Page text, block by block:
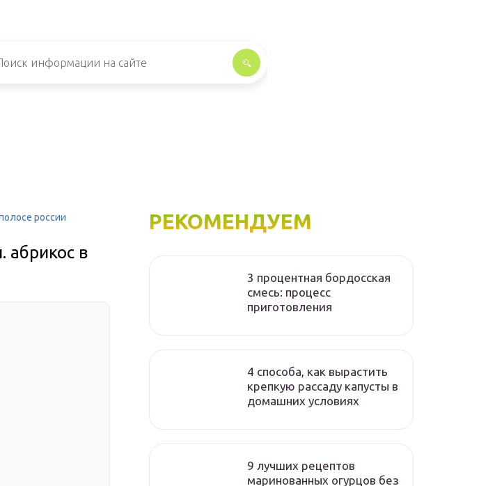
россии
абрикос в
РЕКОМЕНДУЕМ
3 процентная бордосская
смесь: процесс
приготовления
4 способа, как вырастить
крепкую рассаду капусты в
домашних условиях
9 лучших рецептов
маринованных огурцов без